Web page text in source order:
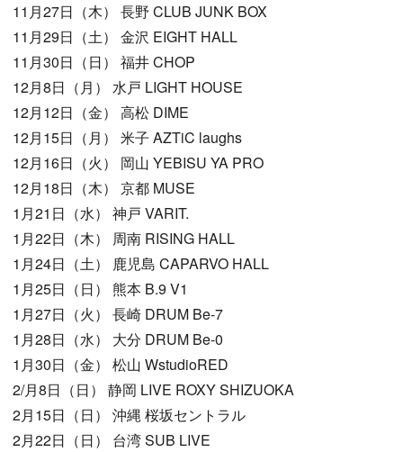
11月27日（木） 長野 CLUB JUNK BOX
11月29日（土） 金沢 EIGHT HALL
11月30日（日） 福井 CHOP
12月8日（月） 水戸 LIGHT HOUSE
12月12日（金） 高松 DIME
12月15日（月） 米子 AZTiC laughs
12月16日（火） 岡山 YEBISU YA PRO
12月18日（木） 京都 MUSE
1月21日（水） 神戸 VARIT.
1月22日（木） 周南 RISING HALL
1月24日（土） 鹿児島 CAPARVO HALL
1月25日（日） 熊本 B.9 V1
1月27日（火） 長崎 DRUM Be-7
1月28日（水） 大分 DRUM Be-0
1月30日（金） 松山 WstudioRED
2/月8日（日） 静岡 LIVE ROXY SHIZUOKA
2月15日（日） 沖縄 桜坂セントラル
2月22日（日） 台湾 SUB LIVE